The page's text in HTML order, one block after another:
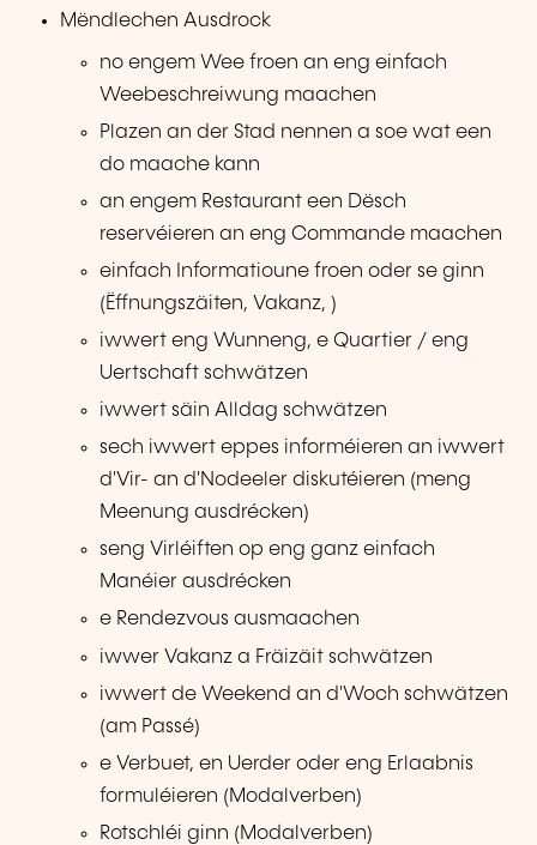
Mëndlechen Ausdrock
no engem Wee froen an eng einfach
Weebeschreiwung maachen
Plazen an der Stad nennen a soe wat een
do maache kann
an engem Restaurant een Dësch
reservéieren an eng Commande maachen
einfach Informatioune froen oder se ginn
(Ëffnungszäiten, Vakanz, )
iwwert eng Wunneng, e Quartier / eng
Uertschaft schwätzen
iwwert säin Alldag schwätzen
sech iwwert eppes informéieren an iwwert
d'Vir- an d'Nodeeler diskutéieren (meng
Meenung ausdrécken)
seng Virléiften op eng ganz einfach
Manéier ausdrécken
e Rendezvous ausmaachen
iwwer Vakanz a Fräizäit schwätzen
iwwert de Weekend an d'Woch schwätzen
(am Passé)
e Verbuet, en Uerder oder eng Erlaabnis
formuléieren (Modalverben)
Rotschléi ginn (Modalverben)